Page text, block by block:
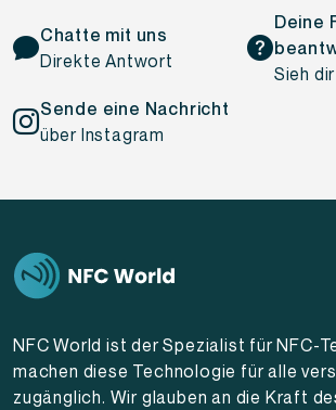
Chatte mit uns
Direkte Antwort
Deine
Sieh
Sende eine Nachricht
über Instagram
NFC World ist der Spezialist für NFC-
machen diese Technologie für alle
zugänglich. Wir glauben an die Kraft